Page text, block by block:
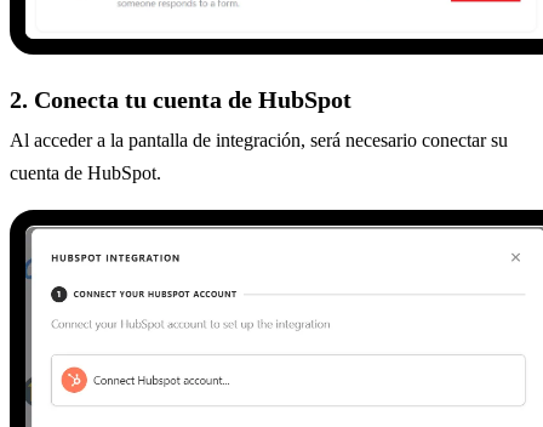
2. Conecta tu cuenta de HubSpot
Al acceder a la pantalla de integración, será necesario conectar su
cuenta de HubSpot.